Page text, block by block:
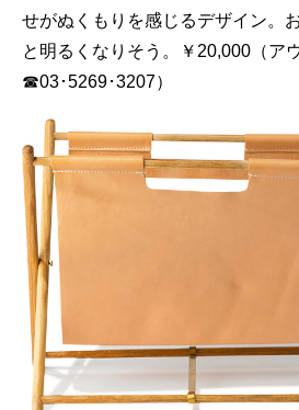
せがぬくもりを感じるデザイン。
と明るくなりそう。￥20,000（ア
☎03･5269･3207）